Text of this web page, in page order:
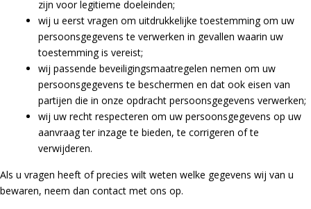
zijn voor legitieme doeleinden;
wij u eerst vragen om uitdrukkelijke toestemming om uw
persoonsgegevens te verwerken in gevallen waarin uw
toestemming is vereist;
wij passende beveiligingsmaatregelen nemen om uw
persoonsgegevens te beschermen en dat ook eisen van
partijen die in onze opdracht persoonsgegevens verwerken;
wij uw recht respecteren om uw persoonsgegevens op uw
aanvraag ter inzage te bieden, te corrigeren of te
verwijderen.
Als u vragen heeft of precies wilt weten welke gegevens wij van u
bewaren, neem dan contact met ons op.